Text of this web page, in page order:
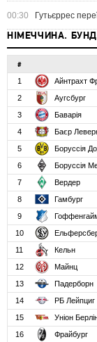
00:30 Гутьєррес
НІМЕЧЧИНА.
#
1 Айнтрахт
2
Аугсбург
3
Баварія
4
Баєр
5
Боруссія
6
Боруссія
7
Вердер
8
Гамбург
9
10
11
Кельн
12
Майнц
13
Падерборн
14
РБ Лейпциг
15
Уніон
16
Фрайбург